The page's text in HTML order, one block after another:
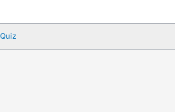
Quiz